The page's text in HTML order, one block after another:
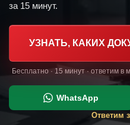
за 15 минут.
УЗНАТЬ, КАКИХ
Бесплатно · 15 минут · ответим
WhatsApp
Ответим